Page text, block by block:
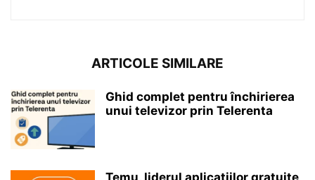
ARTICOLE SIMILARE
Ghid complet pentru închirierea
unui televizor prin Telerenta